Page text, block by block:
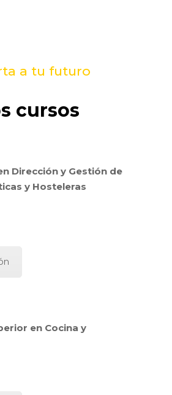
a tu futuro
cursos
Dirección y Gestión de
y Hosteleras
en Cocina y